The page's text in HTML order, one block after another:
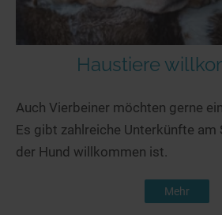
Haustiere
Auch Vierbeiner möchten gerne
Es gibt zahlreiche Unterkünfte am
der Hund willkommen ist.
Mehr